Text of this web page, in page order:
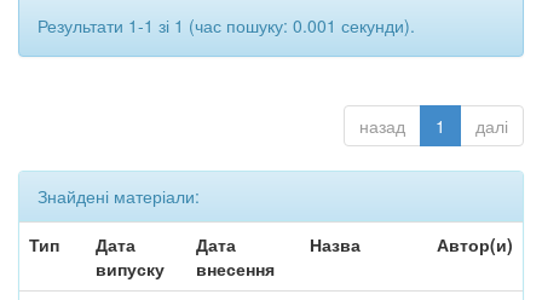
Результати 1-1 зі 1 (час пошуку: 0.001 секунди).
назад 1 далі
Знайдені матеріали:
Тип
Дата
випуску
Дата
внесення
Назва Автор(и)